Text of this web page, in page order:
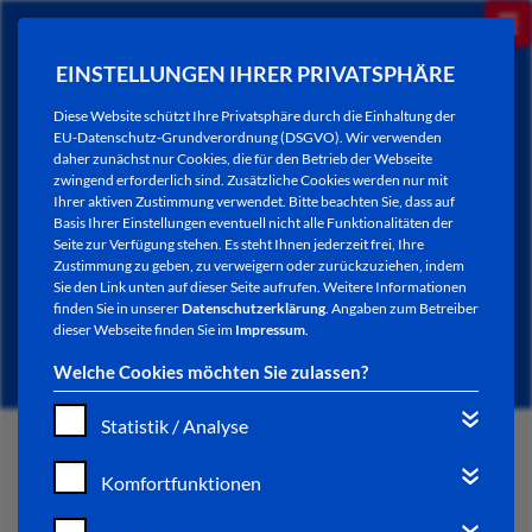
EINSTELLUNGEN IHRER PRIVATSPHÄRE
Diese Website schützt Ihre Privatsphäre durch die Einhaltung der
EU-Datenschutz-Grundverordnung (DSGVO). Wir verwenden
daher zunächst nur Cookies, die für den Betrieb der Webseite
zwingend erforderlich sind. Zusätzliche Cookies werden nur mit
Ihrer aktiven Zustimmung verwendet. Bitte beachten Sie, dass auf
Basis Ihrer Einstellungen eventuell nicht alle Funktionalitäten der
Seite zur Verfügung stehen. Es steht Ihnen jederzeit frei, Ihre
Zustimmung zu geben, zu verweigern oder zurückzuziehen, indem
Sie den Link unten auf dieser Seite aufrufen. Weitere Informationen
finden Sie in unsererDatenschutzerklärung. Angaben zum Betreiber
dieser Webseite finden Sie im Impressum.
Welche Cookies möchten Sie zulassen?
Statistik / Analyse
Komfortfunktionen
NEWSLETTER / CITY LETTER
START